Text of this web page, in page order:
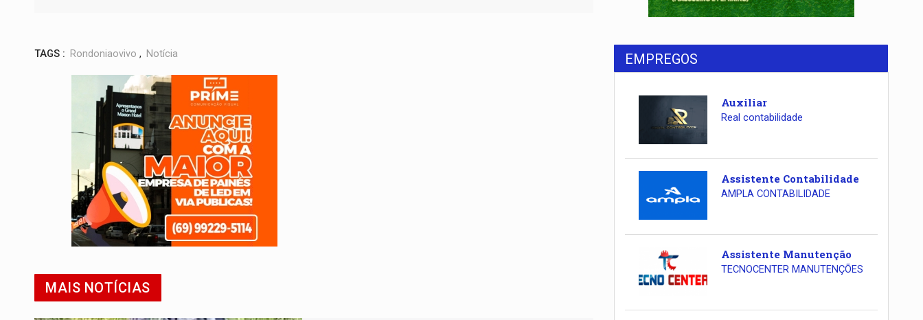
TAGS : Rondoniaovivo , Notícia
MAIS NOTÍCIAS
EMPREGOS
Auxiliar
Real contabilidade
Assistente Contabilidade
AMPLA CONTABILIDADE
Assistente Manutenção
TECNOCENTER MANUTENÇÕES